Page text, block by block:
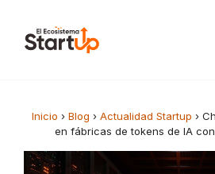
Inicio › Blog › Actualidad Startup ›
en fábricas de tokens de IA